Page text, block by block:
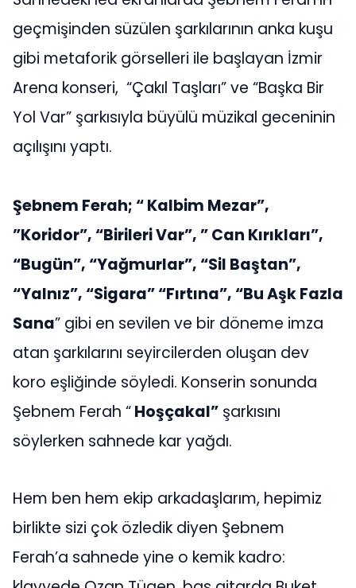
geçmişinden süzülen şarkılarının anka kuşu
gibi metaforik görselleri ile başlayan İzmir
Arena konseri, “Çakıl Taşları” ve “Başka Bir
Yol Var” şarkısıyla büyülü müzikal geceninin
açılışını yaptı.
Şebnem Ferah; “ Kalbim Mezar”,
”Koridor”, “Birileri Var”, ” Can Kırıkları”,
“Bugün”, “Yağmurlar”, “Sil Baştan”,
“Yalnız”, “Sigara” “Fırtına”, “Bu Aşk Fazla
Sana” gibi en sevilen ve bir döneme imza
atan şarkılarını seyircilerden oluşan dev
koro eşliğinde söyledi. Konserin sonunda
Şebnem Ferah “Hoşçakal” şarkısını
söylerken sahnede kar yağdı.
Hem ben hem ekip arkadaşlarım, hepimiz
birlikte sizi çok özledik diyen Şebnem
Ferah’a sahnede yine o kemik kadro: